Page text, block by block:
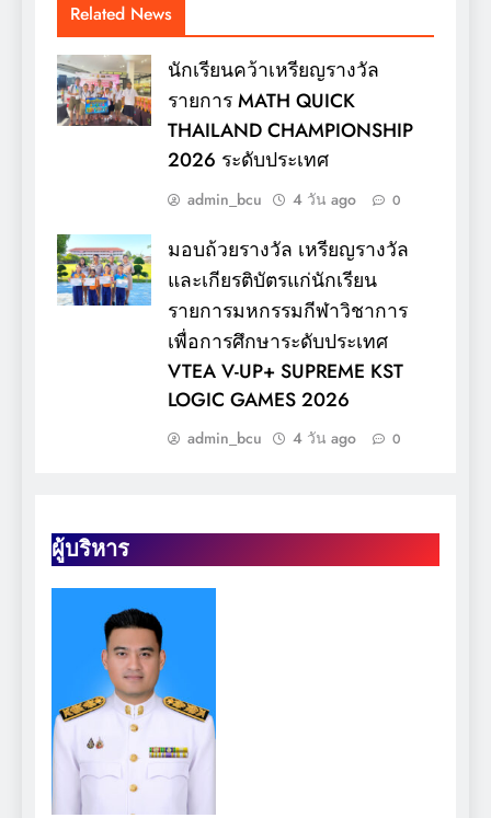
ผู้บริหาร
Related News
นักเรียนคว้าเหรียญรางวัล
รายการ MATH QUICK
THAILAND CHAMPIONSHIP
2026 ระดับประเทศ
admin_bcu 4 วัน ago 0
มอบถ้วยรางวัล เหรียญรางวัล
และเกียรติบัตรแก่นักเรียน
รายการมหกรรมกีฬาวิชาการ
เพื่อการศึกษาระดับประเทศ
VTEA V-UP+ SUPREME KST
LOGIC GAMES 2026
admin_bcu 4 วัน ago 0